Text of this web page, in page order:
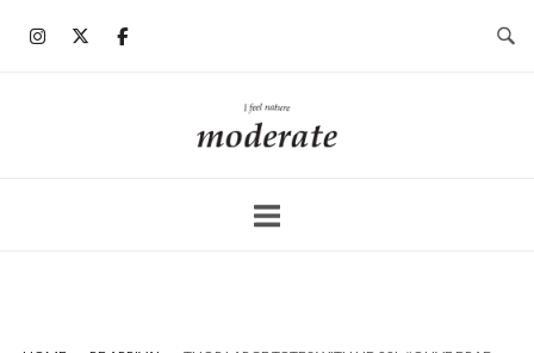
ホ
ー